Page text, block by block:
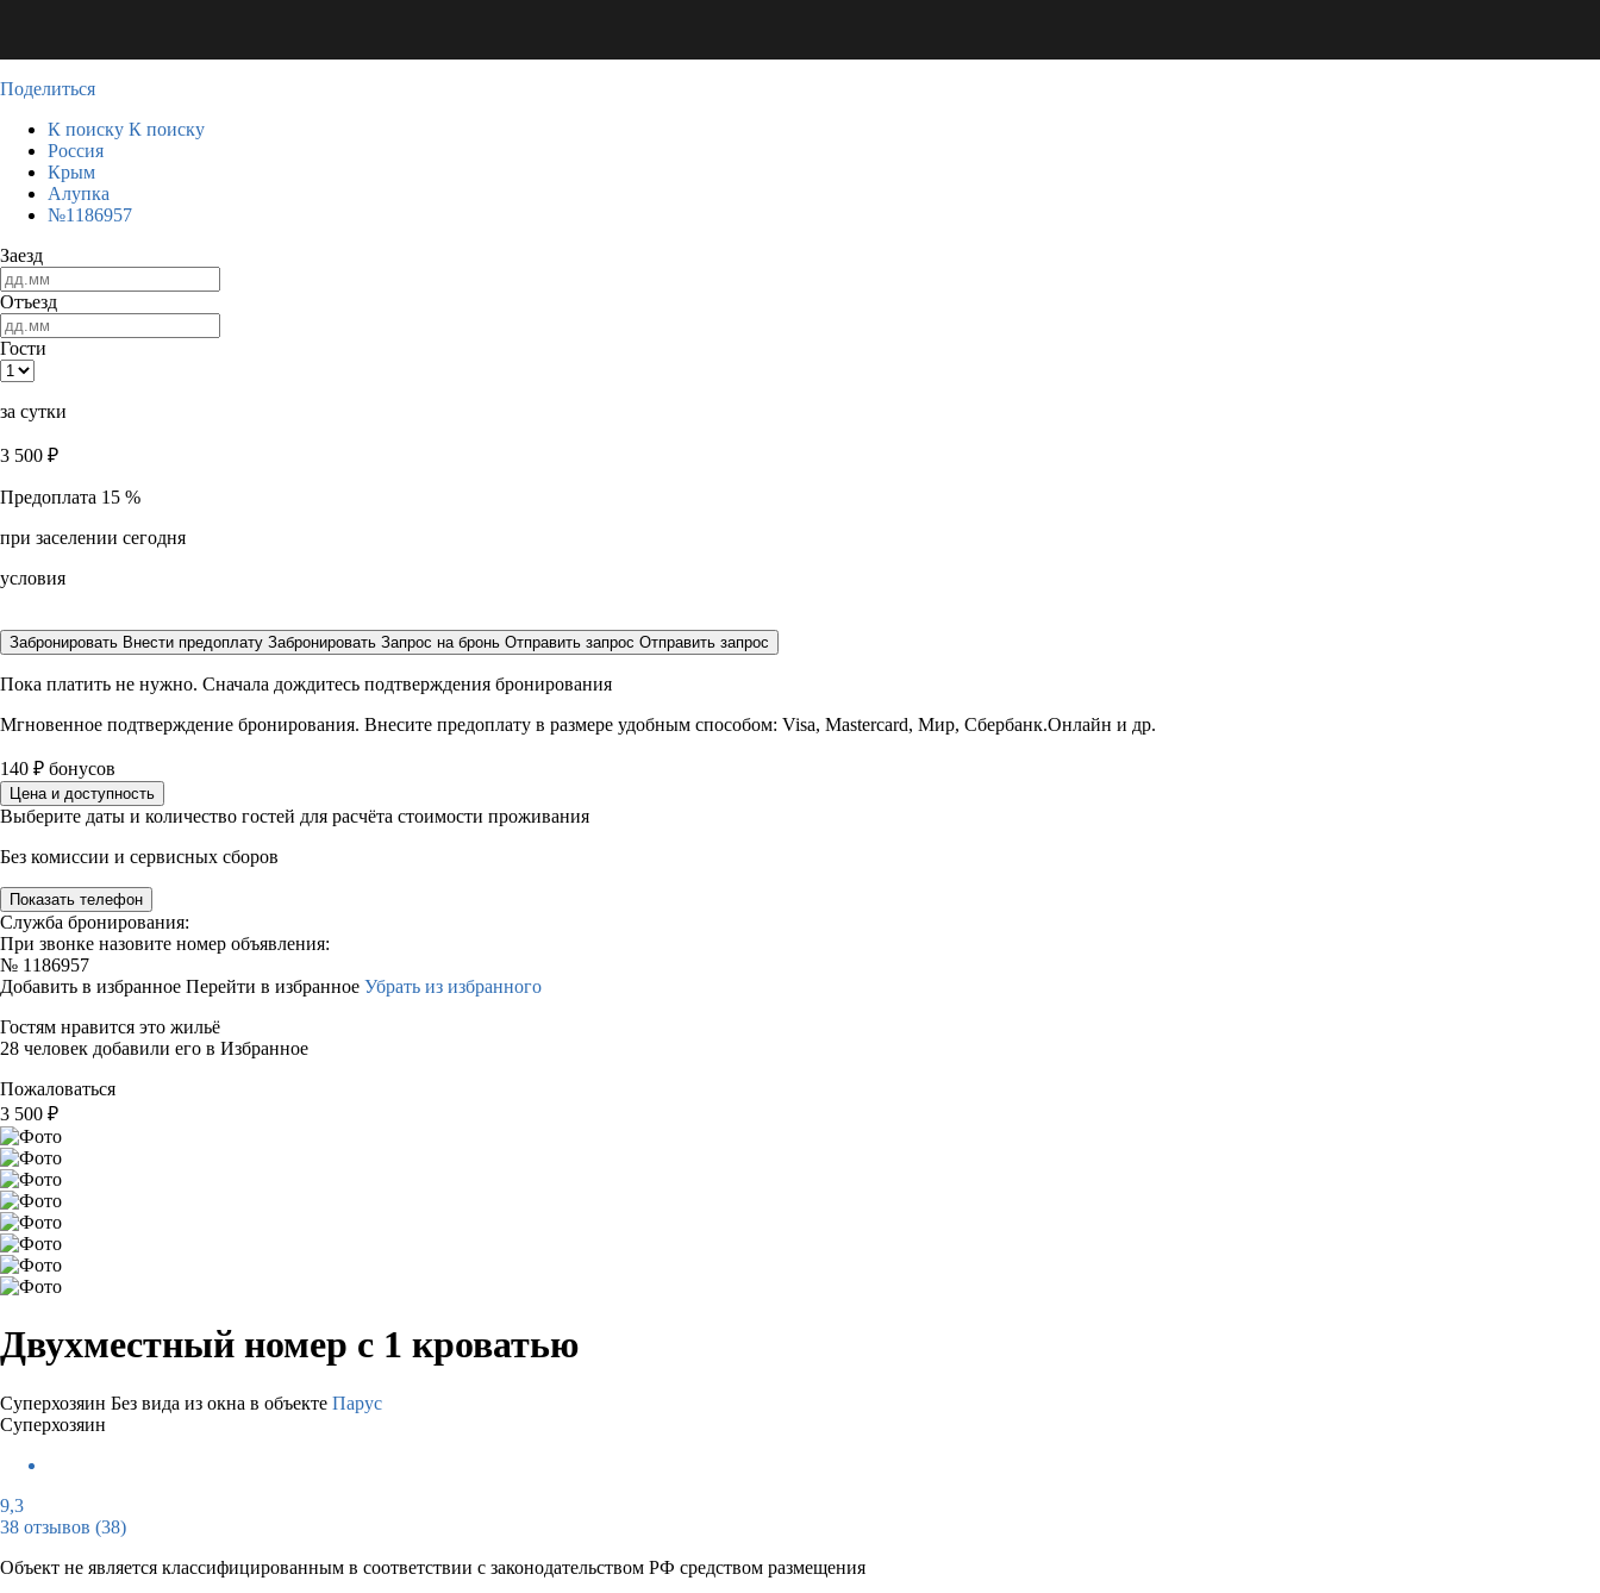
Поделиться
К поиску К поиску
Россия
Крым
Алупка
№1186957
Заезд
Отъезд
Гости
за сутки
3 500 ₽
Предоплата 15 %
при заселении сегодня
условия
Забронировать Внести предоплату Забронировать Запрос на бронь Отправить запрос Отправить запрос
Пока платить не нужно. Сначала дождитесь подтверждения бронирования
Мгновенное подтверждение бронирования. Внесите предоплату в размере удобным способом: Visa, Mastercard, Мир, Сбербанк.Онлайн и др.
140 ₽ бонусов
Цена и доступность
Выберите даты и количество гостей для расчёта стоимости проживания
Без комиссии и сервисных сборов
Показать телефон
Служба бронирования:
При звонке назовите номер объявления:
№ 1186957
Добавить в избранное Перейти в избранное Убрать из избранного
Гостям нравится это жильё
28 человек добавили его в Избранное
Пожаловаться
3 500 ₽
Двухместный номер с 1 кроватью
Суперхозяин Без вида из окна в объекте Парус
Суперхозяин
9,3
38 отзывов (38)
Объект не является классифицированным в соответствии с законодательством РФ средством размещения